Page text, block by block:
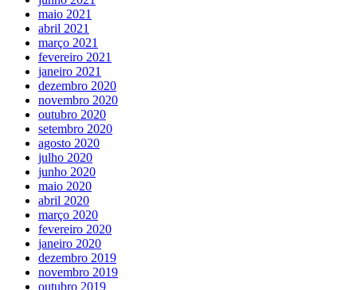
maio 2021
abril 2021
março 2021
fevereiro 2021
janeiro 2021
dezembro 2020
novembro 2020
outubro 2020
setembro 2020
agosto 2020
julho 2020
junho 2020
maio 2020
abril 2020
março 2020
fevereiro 2020
janeiro 2020
dezembro 2019
novembro 2019
outubro 2019